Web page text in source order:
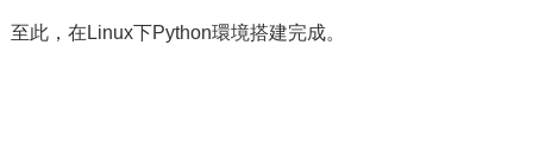
至此，在Linux下Python環境搭建完成。